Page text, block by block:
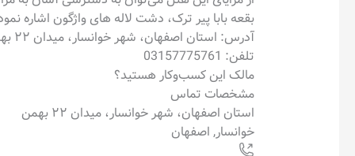
بقعه بابا پیر ترک، دشت لاله های واژگون اشاره
آدرس: استان اصفهان، شهر خوانسار، میدان ۲۲ بهمن
تلفن: 03157775761
مالک این کسب‌وکار هستید؟
مشخصات تماس
استان اصفهان، شهر خوانسار، میدان ۲۲ بهمن
خوانسار, اصفهان